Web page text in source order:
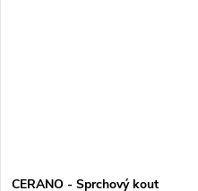
CERANO - Sprchový kout